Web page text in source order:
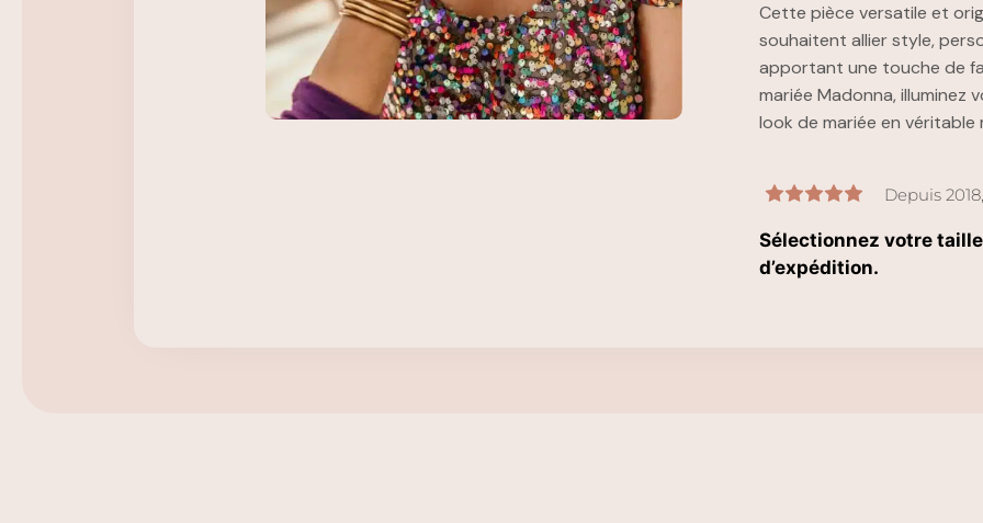
Cette pièce versatile et
souhaitent allier style,
apportant une touche de
mariée Madonna,
look de mariée en
Depuis
Sélectionnez votre
d’expédition.